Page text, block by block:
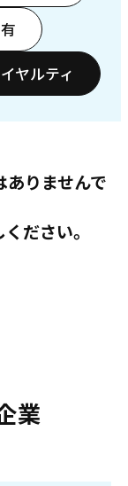
ヤルティ
りませんで
ださい。
業